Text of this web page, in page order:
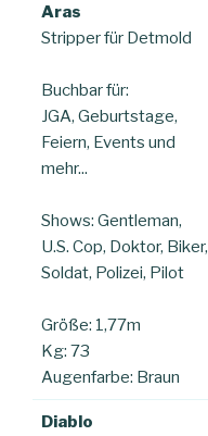
Aras
Stripper für Detmold
Buchbar für:
JGA, Geburtstage,
Feiern, Events und
mehr...
Shows: Gentleman,
U.S. Cop, Doktor, Biker,
Soldat, Polizei, Pilot
Größe: 1,77m
Kg: 73
Augenfarbe: Braun
Diablo